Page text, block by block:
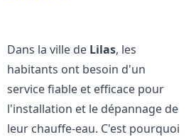
Dans la ville de Lilas, les
habitants ont besoin d'un
service fiable et efficace pour
l'installation et le dépannage de
leur chauffe-eau. C'est pourquoi